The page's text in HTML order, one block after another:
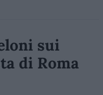
sui
di Roma